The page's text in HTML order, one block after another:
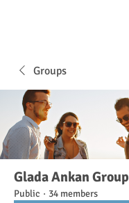
Groups
Glada Ankan Group
Public · 34 members